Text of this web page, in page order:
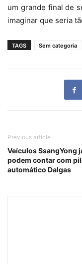
um grande final de
imaginar que seria
TAGS Sem categoria
Previous article
Veículos SsangYong
podem contar com
automático Dalgas